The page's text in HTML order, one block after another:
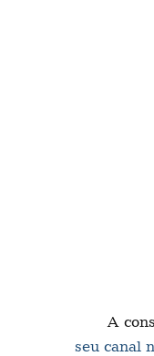
A
seu canal